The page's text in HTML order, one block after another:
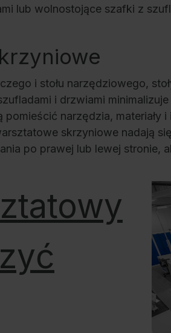
lub wolnostojące szafki z
i stołu narzędziowego,
i drzwiami
narzędzia, materiały
skrzyniowe nadają
po prawej lub lewej stronie,